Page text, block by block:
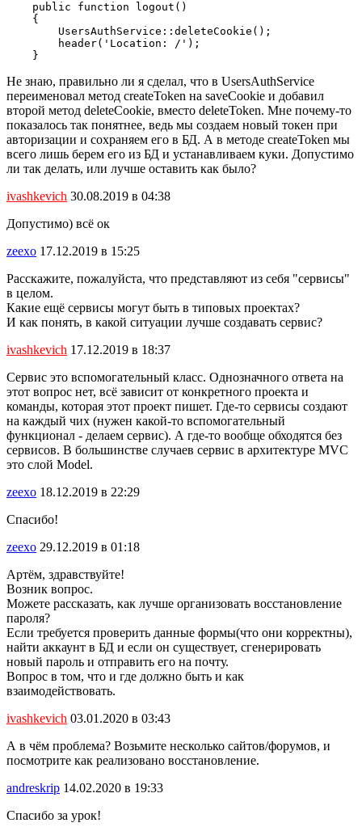
    public function logout()
    {
        UsersAuthService::deleteCookie();
        header('Location: /');
    }
Не знаю, правильно ли я сделал, что в UsersAuthService
переименовал метод createToken на saveCookie и добавил
второй метод deleteCookie, вместо deleteToken. Мне почему-то
показалось так понятнее, ведь мы создаем новый токен при
авторизации и сохраняем его в БД. А в методе createToken мы
всего лишь берем его из БД и устанавливаем куки. Допустимо
ли так делать, или лучше оставить как было?
ivashkevich 30.08.2019 в 04:38
Допустимо) всё ок
zeexo 17.12.2019 в 15:25
Расскажите, пожалуйста, что представляют из себя "сервисы"
в целом.
Какие ещё сервисы могут быть в типовых проектах?
И как понять, в какой ситуации лучше создавать сервис?
ivashkevich 17.12.2019 в 18:37
Сервис это вспомогательный класс. Однозначного ответа на
этот вопрос нет, всё зависит от конкретного проекта и
команды, которая этот проект пишет. Где-то сервисы создают
на каждый чих (нужен какой-то вспомогательный
функционал - делаем сервис). А где-то вообще обходятся без
сервисов. В большинстве случаев сервис в архитектуре MVC
это слой Model.
zeexo 18.12.2019 в 22:29
Спасибо!
zeexo 29.12.2019 в 01:18
Артём, здравствуйте!
Возник вопрос.
Можете рассказать, как лучше организовать восстановление
пароля?
Если требуется проверить данные формы(что они корректны),
найти аккаунт в БД и если он существует, сгенерировать
новый пароль и отправить его на почту.
Вопрос в том, что и где должно быть и как
взаимодействовать.
ivashkevich 03.01.2020 в 03:43
А в чём проблема? Возьмите несколько сайтов/форумов, и
посмотрите как реализовано восстановление.
andreskrip 14.02.2020 в 19:33
Спасибо за урок!